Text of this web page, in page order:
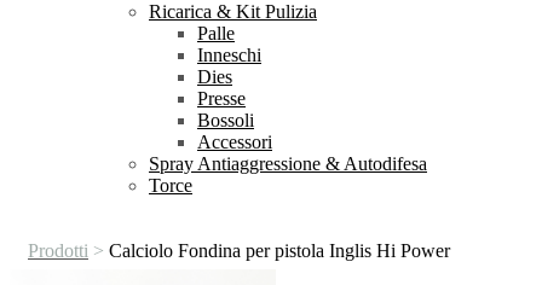
Ricarica & Kit Pulizia
Palle
Inneschi
Dies
Presse
Bossoli
Accessori
Spray Antiaggressione & Autodifesa
Torce
Prodotti > Calciolo Fondina per pistola Inglis Hi Power